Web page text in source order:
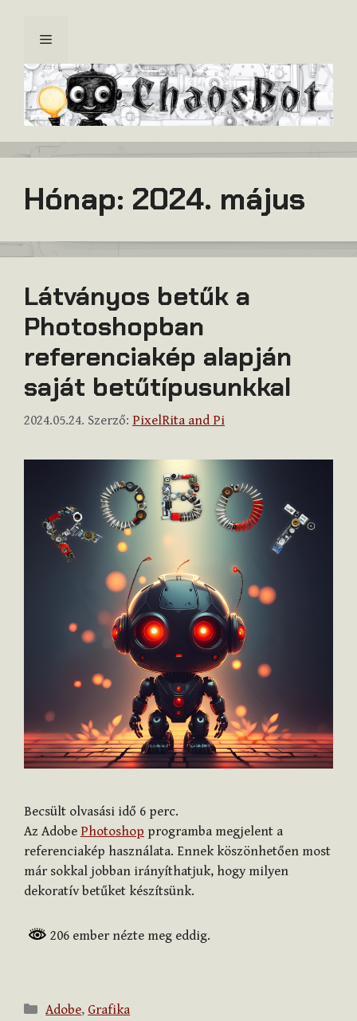
tartalomba
Menü
Hónap: 2024. május
Látványos betűk a
Photoshopban
referenciakép alapján
saját betűtípusunkkal
2024.05.24. Szerző: PixelRita and Pi
Becsült olvasási idő 6 perc.
Az Adobe Photoshop programba megjelent a
referenciakép használata. Ennek köszönhetően most
már sokkal jobban irányíthatjuk, hogy milyen
dekoratív betűket készítsünk.
206 ember nézte meg eddig.
Kategória
Adobe, Grafika